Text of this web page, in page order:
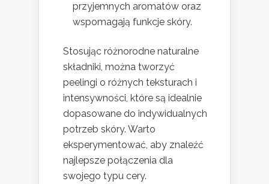
przyjemnych aromatów oraz
wspomagają funkcje skóry.
Stosując różnorodne naturalne
składniki, można tworzyć
peelingi o różnych teksturach i
intensywności, które są idealnie
dopasowane do indywidualnych
potrzeb skóry. Warto
eksperymentować, aby znaleźć
najlepsze połączenia dla
swojego typu cery.